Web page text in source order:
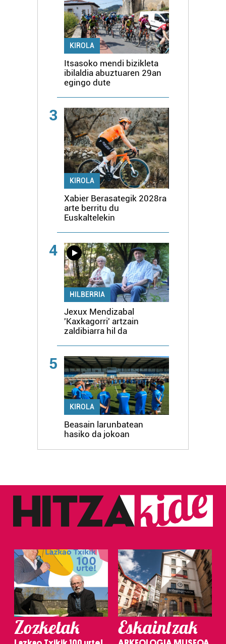
KIROLA
Itsasoko mendi bizikleta
ibilaldia abuztuaren 29an
egingo dute
3
KIROLA
Xabier Berasategik 2028ra
arte berritu du
Euskaltelekin
4
HILBERRIA
Jexux Mendizabal
'Kaxkagorri' artzain
zaldibiarra hil da
5
KIROLA
Beasain larunbatean
hasiko da jokoan
Zozketak Eskaintzak